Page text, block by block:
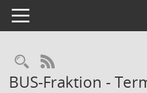
Toggle navigation
Rechercheauswahl
RSS-Feed
BUS-Fraktion -